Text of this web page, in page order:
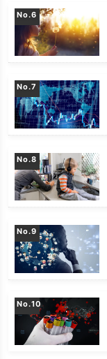
No.
No.
No.
No.
No.